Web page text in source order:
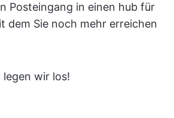
Posteingang in einen hub für
dem Sie noch mehr erreichen
legen wir los!